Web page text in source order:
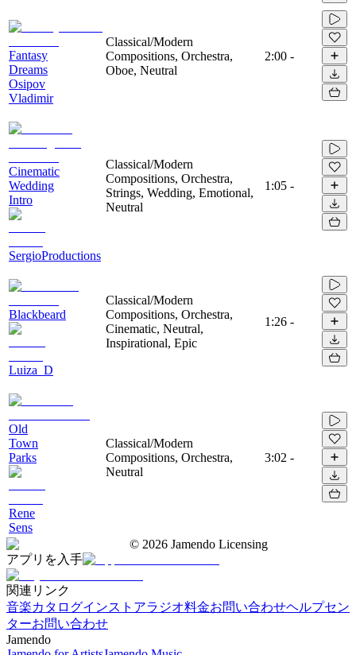
Fantasy
Dreams
Osipov
Vladimir
Classical/Modern
Compositions, Orchestra,
Oboe, Neutral
2:00 -
Cinematic
Wedding
Intro
SergioProductions
Classical/Modern
Compositions, Orchestra,
Strings, Wedding, Emotional,
Neutral
1:05 -
Blackbeard
Luiza_D
Classical/Modern
Compositions, Orchestra,
Cinematic, Neutral,
Inspirational, Epic
1:26 -
Old
Town
Parks
Rene
Sens
Classical/Modern
Compositions, Orchestra,
Neutral
3:02 -
© 2026 Jamendo Licensing
アプリを入手
関連リンク
音楽カタログインストアラジオ料金お問い合わせヘルプセン
ターお問い合わせ
Jamendo